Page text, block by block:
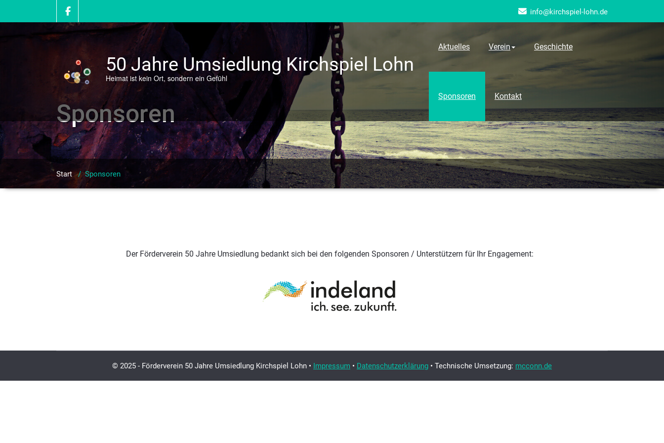
springen
info@kirchspiel-lohn.de
50 Jahre Umsiedlung Kirchspiel Lohn
Heimat ist kein Ort, sondern ein Gefühl
Aktuelles Verein Geschichte
Sponsoren Kontakt
Sponsoren
Start/Sponsoren
Der Förderverein 50 Jahre Umsiedlung bedankt sich bei den folgenden Sponsoren / Unterstützern für Ihr Engagement:
© 2025 - Förderverein 50 Jahre Umsiedlung Kirchspiel Lohn • Impressum • Datenschutzerklärung • Technische Umsetzung: mcconn.de